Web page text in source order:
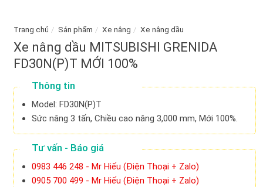
Trang chủ / Sản phẩm / Xe nâng / Xe nâng dầu
Xe nâng dầu MITSUBISHI GRENIDA
FD30N(P)T MỚI 100%
Thông tin
Model: FD30N(P)T
Sức nâng 3 tấn, Chiều cao nâng 3,000 mm, Mới 100%.
Tư vấn - Báo giá
0983 446 248 - Mr Hiếu (Điện Thoại + Zalo)
0905 700 499 - Mr Hiếu (Điện Thoại + Zalo)